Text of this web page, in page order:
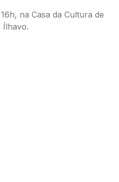
na Casa da Cultura de
Ílhavo.